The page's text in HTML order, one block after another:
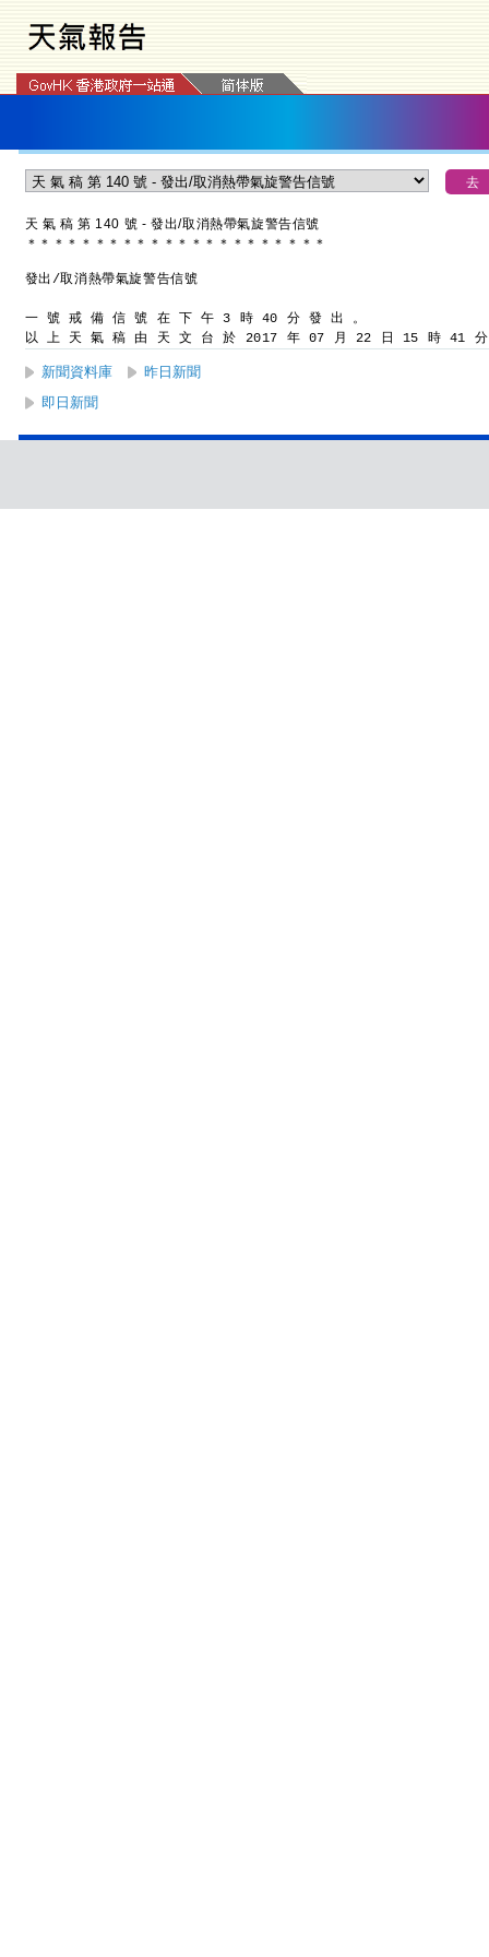
天 氣 稿 第 140 號 - 發出/取消熱帶氣旋警告信號
＊ ＊ ＊ ＊ ＊ ＊ ＊ ＊ ＊ ＊ ＊ ＊ ＊ ＊ ＊ ＊ ＊ ＊ ＊ ＊ ＊ ＊
發出/取消熱帶氣旋警告信號
一 號 戒 備 信 號 在 下 午 3 時 40 分 發 出 。
以 上 天 氣 稿 由 天 文 台 於 2017 年 07 月 22 日 15 時 41
新聞資料庫
昨日新聞
即日新聞